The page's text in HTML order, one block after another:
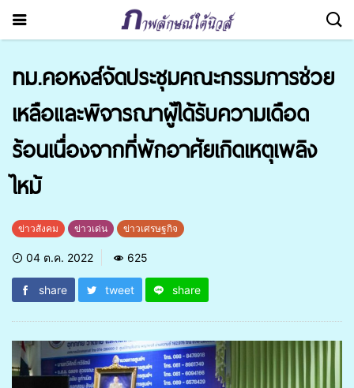
ทม.คอหงส์จัดประชุมคณะกรรมการช่วย
เหลือและพิจารณาผู้ได้รับความเดือด
ร้อนเนื่องจากที่พักอาศัยเกิดเหตุเพลิง
ไหม้
ข่าวสังคม ข่าวเด่น ข่าวเศรษฐกิจ
04 ต.ค. 2022 625
share tweet share